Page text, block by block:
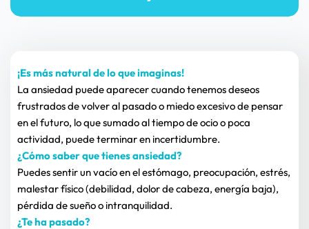
¡Es más natural de lo que imaginas!
La ansiedad puede aparecer cuando tenemos deseos
frustrados de volver al pasado o miedo excesivo de pensar
en el futuro, lo que sumado al tiempo de ocio o poca
actividad, puede terminar en incertidumbre.
¿Cómo saber que tienes ansiedad?
Puedes sentir un vacío en el estómago, preocupación, estrés,
malestar físico (debilidad, dolor de cabeza, energía baja),
pérdida de sueño o intranquilidad.
¿Te ha pasado?